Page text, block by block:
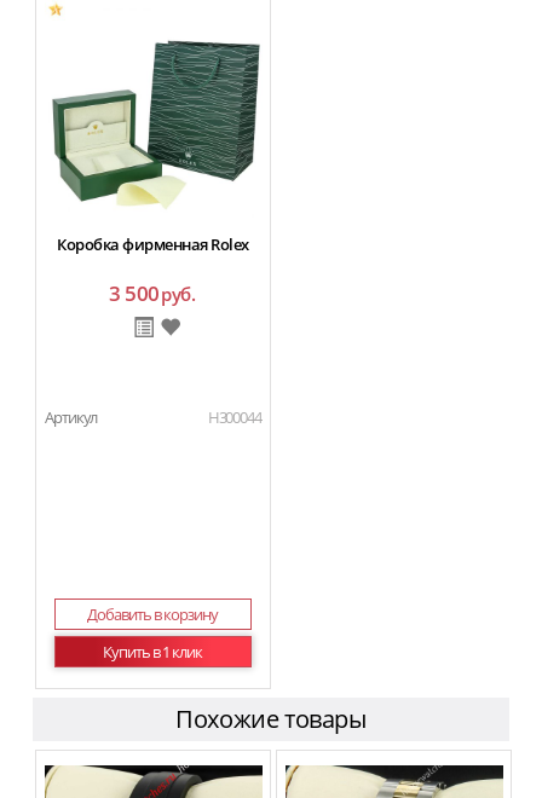
Коробка фирменная Rolex
3 500руб.
Артикул H300044
Добавить в корзину
Купить в 1 клик
Похожие товары